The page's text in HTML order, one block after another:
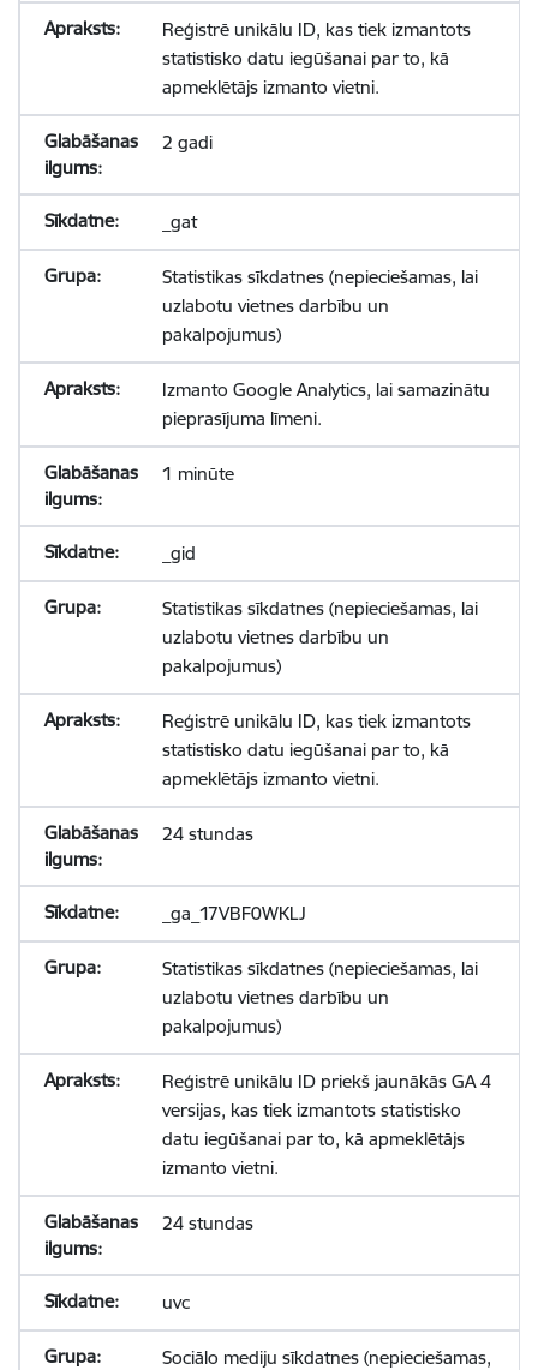
Reģistrē unikālu ID, kas tiek izmantots
statistisko datu iegūšanai par to, kā
apmeklētājs izmanto vietni.
2 gadi
_gat
Statistikas sīkdatnes (nepieciešamas, lai
uzlabotu vietnes darbību un
pakalpojumus)
Izmanto Google Analytics, lai samazinātu
pieprasījuma līmeni.
1 minūte
_gid
Statistikas sīkdatnes (nepieciešamas, lai
uzlabotu vietnes darbību un
pakalpojumus)
Reģistrē unikālu ID, kas tiek izmantots
statistisko datu iegūšanai par to, kā
apmeklētājs izmanto vietni.
24 stundas
_ga_17VBF0WKLJ
Statistikas sīkdatnes (nepieciešamas, lai
uzlabotu vietnes darbību un
pakalpojumus)
Reģistrē unikālu ID priekš jaunākās GA 4
versijas, kas tiek izmantots statistisko
datu iegūšanai par to, kā apmeklētājs
izmanto vietni.
24 stundas
uvc
Sociālo mediju sīkdatnes (nepieciešamas,